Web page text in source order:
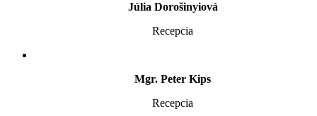
Júlia Dorošinyiová
Recepcia
Mgr. Peter Kips
Recepcia